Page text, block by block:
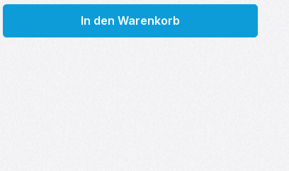
gewünschten Wert ein oder
In den Warenkorb